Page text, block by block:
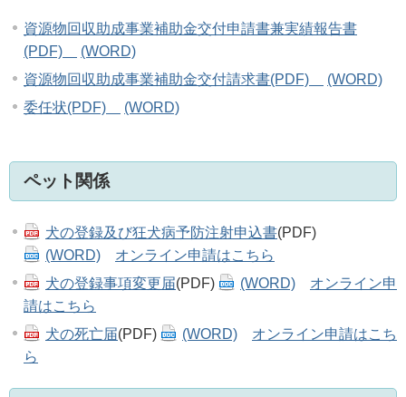
資源物回収助成事業補助金交付申請書兼実績報告書
(PDF)
(WORD)
資源物回収助成事業補助金交付請求書(PDF)
(WORD)
委任状(PDF)
(WORD)
ペット関係
犬の登録及び狂犬病予防注射申込書(PDF)
(WORD)
オンライン申請はこちら
犬の登録事項変更届(PDF) (WORD)
オンライン申
請はこちら
犬の死亡届(PDF) (WORD)
オンライン申請はこち
ら